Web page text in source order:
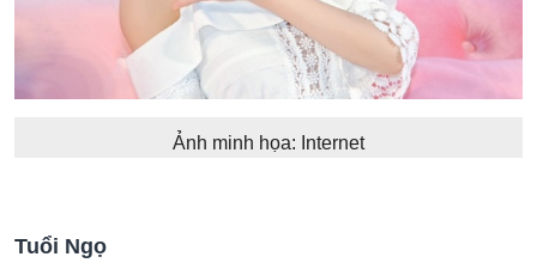
Ảnh minh họa: Internet
Tuổi Ngọ